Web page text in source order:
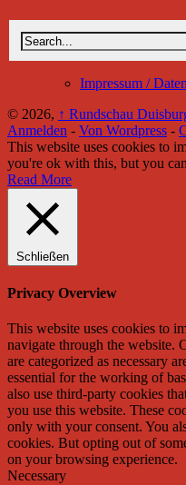
Impressum /
© 2026, ↑ Rundschau
Anmelden - Von Wordpress -
This website uses cookies to
you're ok with this, but you
Read More
Schließen
Privacy Overview
This website uses cookies to
navigate through the website.
are categorized as necessary
essential for the working of
also use third-party cookies
you use this website. These
only with your consent. You
cookies. But opting out of
on your browsing experience.
Necessary